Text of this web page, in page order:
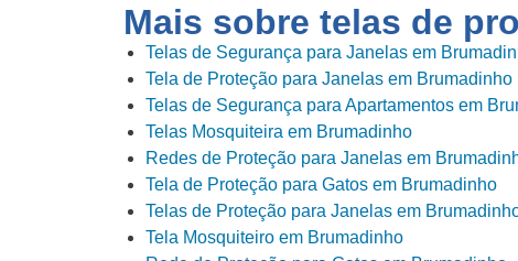
Mais sobre telas de
Telas de Segurança para Janelas em
Tela de Proteção para Janelas em Brumadinho
Telas de Segurança para Apartamentos em
Telas Mosquiteira em Brumadinho
Redes de Proteção para Janelas em
Tela de Proteção para Gatos em Brumadinho
Telas de Proteção para Janelas em
Tela Mosquiteiro em Brumadinho